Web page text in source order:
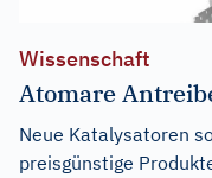
Wissenschaft
Atomare
Neue Katalysatoren
preisgünstige